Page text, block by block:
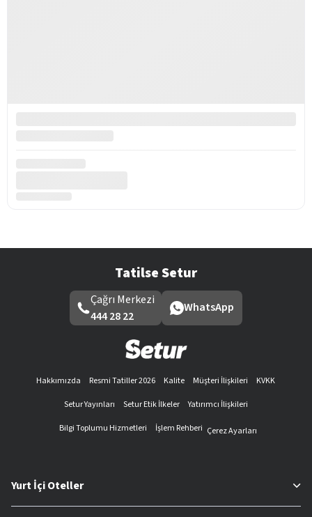
Tatilse Setur
Çağrı Merkezi
444 28 22
WhatsApp
Hakkımızda Resmi Tatiller 2026 Kalite Müşteri İlişkileri
KVKK
Setur Yayınları
Setur Etik İlkeler
Yatırımcı İlişkileri
Bilgi Toplumu Hizmetleri
İşlem Rehberi Çerez Ayarları
Yurt İçi Oteller